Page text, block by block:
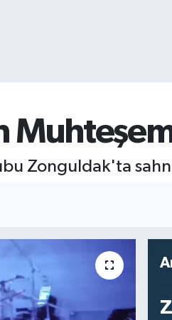
Zonguldak'ta